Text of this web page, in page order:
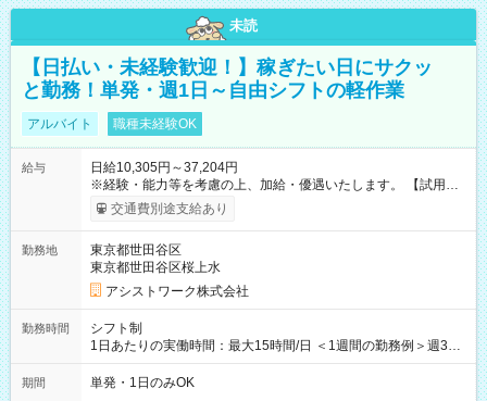
未読
【日払い・未経験歓迎！】稼ぎたい日にサクッ
と勤務！単発・週1日～自由シフトの軽作業
アルバイト 職種未経験OK
給与
日給10,305円～37,204円
※経験・能力等を考慮の上、加給・優遇いたします。 【試用期
間】試用期間なし
交通費別途支給あり
勤務地
東京都世田谷区
東京都世田谷区桜上水
アシストワーク株式会社
勤務時間
シフト制
1日あたりの実働時間：最大15時間/日 ＜1週間の勤務例＞週3回
勤務 勤務：月・水・金 休み：火・木・土・日 好きな時にお仕事
可能です！ ※1日あたりの最大実働時間は日勤、夜勤共に勤務し
期間 単発・1日のみOK